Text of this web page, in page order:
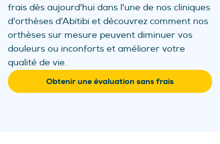
frais dès aujourd'hui dans l'une de nos cliniques
d'orthèses d'Abitibi et découvrez comment nos
orthèses sur mesure peuvent diminuer vos
douleurs ou inconforts et améliorer votre
qualité de vie.
Obtenir une évaluation sans frais